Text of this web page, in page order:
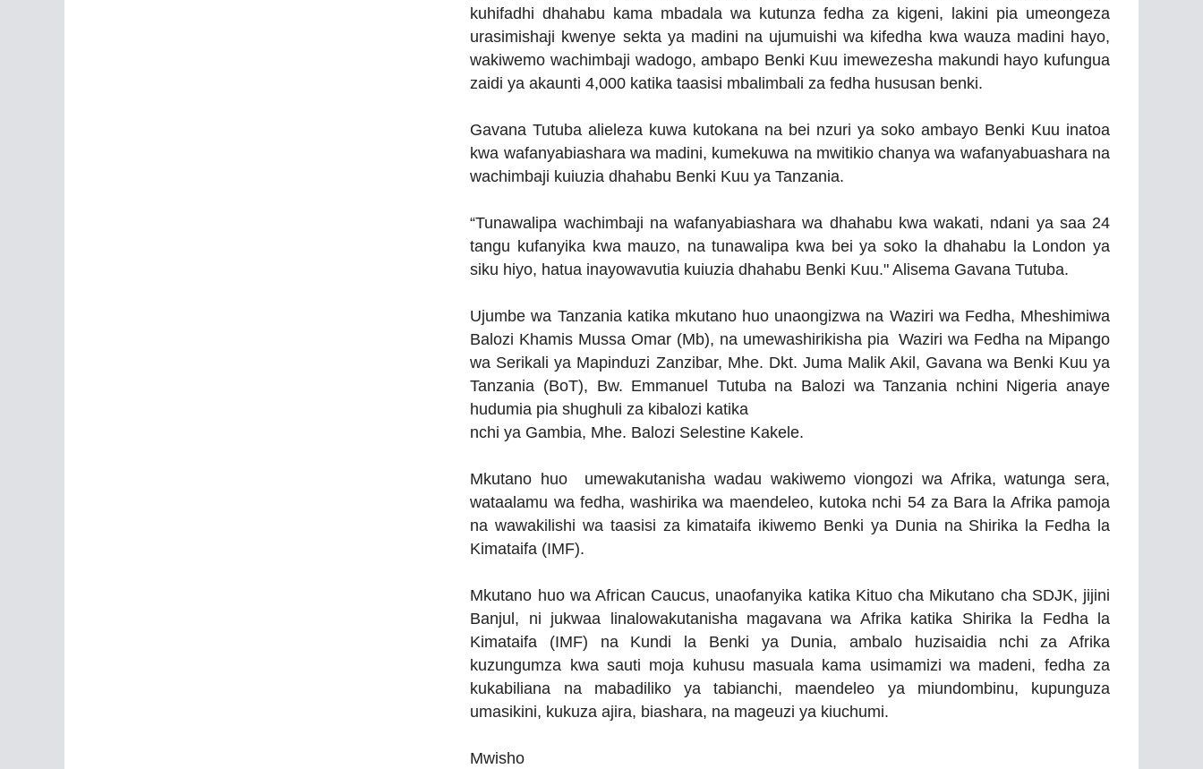
kuhifadhi dhahabu kama mbadala wa kutunza fedha za kigeni, lakini pia umeongeza
urasimishaji kwenye sekta ya madini na ujumuishi wa kifedha kwa wauza madini hayo,
wakiwemo wachimbaji wadogo, ambapo Benki Kuu imewezesha makundi hayo kufungua
zaidi ya akaunti 4,000 katika taasisi mbalimbali za fedha hususan benki.
Gavana Tutuba alieleza kuwa kutokana na bei nzuri ya soko ambayo Benki Kuu inatoa
kwa wafanyabiashara wa madini, kumekuwa na mwitikio chanya wa wafanyabuashara na
wachimbaji kuiuzia dhahabu Benki Kuu ya Tanzania.
“Tunawalipa wachimbaji na wafanyabiashara wa dhahabu kwa wakati, ndani ya saa 24
tangu kufanyika kwa mauzo, na tunawalipa kwa bei ya soko la dhahabu la London ya
siku hiyo, hatua inayowavutia kuiuzia dhahabu Benki Kuu." Alisema Gavana Tutuba.
Ujumbe wa Tanzania katika mkutano huo unaongizwa na Waziri wa Fedha, Mheshimiwa
Balozi Khamis Mussa Omar (Mb), na umewashirikisha pia Waziri wa Fedha na Mipango
wa Serikali ya Mapinduzi Zanzibar, Mhe. Dkt. Juma Malik Akil, Gavana wa Benki Kuu ya
Tanzania (BoT), Bw. Emmanuel Tutuba na Balozi wa Tanzania nchini Nigeria anaye
hudumia pia shughuli za kibalozi katika
nchi ya Gambia, Mhe. Balozi Selestine Kakele.
Mkutano huo umewakutanisha wadau wakiwemo viongozi wa Afrika, watunga sera,
wataalamu wa fedha, washirika wa maendeleo, kutoka nchi 54 za Bara la Afrika pamoja
na wawakilishi wa taasisi za kimataifa ikiwemo Benki ya Dunia na Shirika la Fedha la
Kimataifa (IMF).
Mkutano huo wa African Caucus, unaofanyika katika Kituo cha Mikutano cha SDJK, jijini
Banjul, ni jukwaa linalowakutanisha magavana wa Afrika katika Shirika la Fedha la
Kimataifa (IMF) na Kundi la Benki ya Dunia, ambalo huzisaidia nchi za Afrika
kuzungumza kwa sauti moja kuhusu masuala kama usimamizi wa madeni, fedha za
kukabiliana na mabadiliko ya tabianchi, maendeleo ya miundombinu, kupunguza
umasikini, kukuza ajira, biashara, na mageuzi ya kiuchumi.
Mwisho